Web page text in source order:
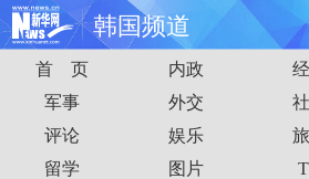
韩国频道
首页 时政
娱乐 体育
首 页 内政
军事
外交
评论
娱乐
留学
图片